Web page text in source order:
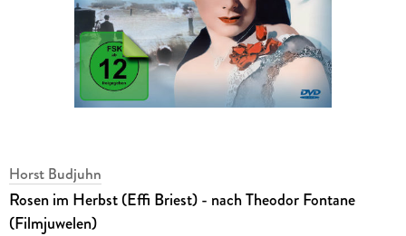
Horst Budjuhn
Rosen im Herbst (Effi Briest) - nach Theodor Fontane
(Filmjuwelen)